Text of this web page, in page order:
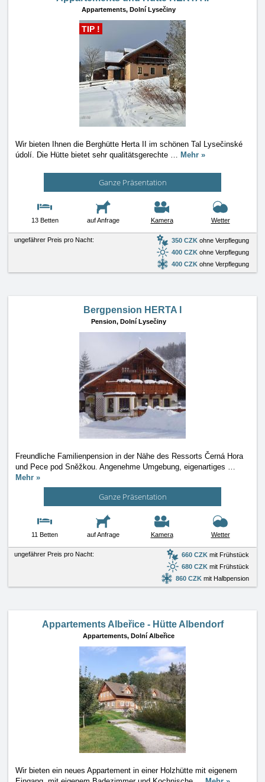
Appartements, Dolní Lysečiny
TIP !
Wir bieten Ihnen die Berghütte Herta II im schönen Tal Lysečinské
údolí. Die Hütte bietet sehr qualitätsgerechte … Mehr »
Ganze Präsentation
13 Betten auf Anfrage Kamera Wetter
ungefährer Preis pro Nacht: 350 CZK ohne Verpflegung
400 CZK ohne Verpflegung
400 CZK ohne Verpflegung
Bergpension HERTA I
Pension, Dolní Lysečiny
Freundliche Familienpension in der Nähe des Ressorts Černá Hora
und Pece pod Sněžkou. Angenehme Umgebung, eigenartiges …
Mehr »
Ganze Präsentation
11 Betten auf Anfrage Kamera Wetter
ungefährer Preis pro Nacht: 660 CZK mit Frühstück
680 CZK mit Frühstück
860 CZK mit Halbpension
Appartements Albeřice - Hütte Albendorf
Appartements, Dolní Albeřice
Wir bieten ein neues Appartement in einer Holzhütte mit eigenem